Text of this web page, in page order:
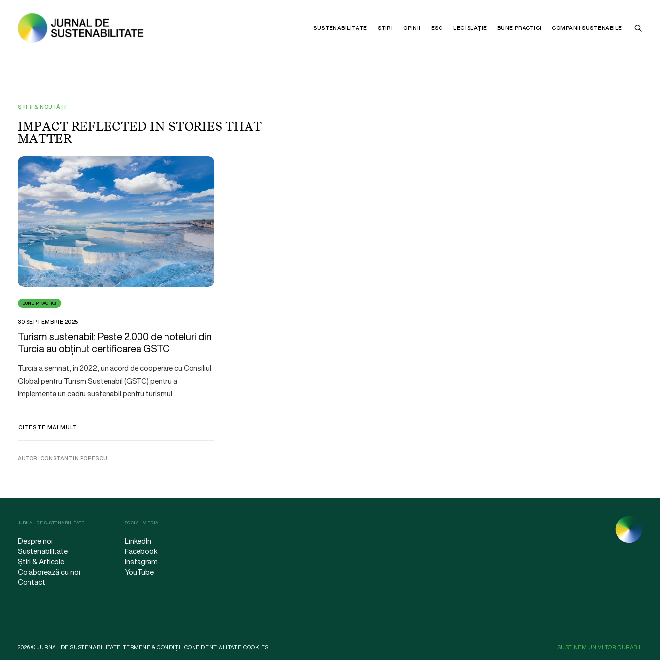
SUSTENABILITATE ȘTIRI OPINII ESG LEGISLAȚIE BUNE PRACTICI COMPANII SUSTENABILE
ȘTIRI & NOUTĂȚI
IMPACT REFLECTED IN STORIES THAT
MATTER
BUNE PRACTICI
30 SEPTEMBRIE 2025
Turism sustenabil: Peste 2.000 de hoteluri din
Turcia au obținut certificarea GSTC
Turcia a semnat, în 2022, un acord de cooperare cu Consiliul
Global pentru Turism Sustenabil (GSTC) pentru a
implementa un cadru sustenabil pentru turismul…
CITEȘTE MAI MULT
AUTOR. CONSTANTIN POPESCU
JURNAL DE SUSTENABILITATE
Despre noi
Sustenabilitate
Știri & Articole
Colaborează cu noi
Contact
SOCIAL MEDIA
LinkedIn
Facebook
Instagram
YouTube
2026 © JURNAL DE SUSTENABILITATE.TERMENE & CONDIȚII.CONFIDENȚIALITATE.COOKIES SUSȚINEM UN VIITOR DURABIL